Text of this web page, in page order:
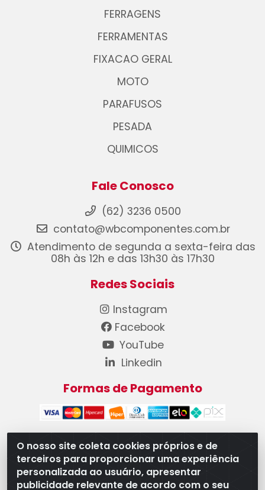
O nosso site coleta cookies próprios e de
terceiros para proporcionar uma experiência
personalizada ao usuário, apresentar
publicidade relevante de acordo com o seu
FERRAGENS
FERRAMENTAS
FIXACAO GERAL
MOTO
PARAFUSOS
PESADA
QUIMICOS
Fale Conosco
(62) 3236 0500
contato@wbcomponentes.com.br
Atendimento de segunda a sexta-feira das
08h às 12h e das 13h30 às 17h30
Redes Sociais
Instagram
Facebook
YouTube
Linkedin
Formas de Pagamento
WB Componentes Automotivos LTDA - CNPJ
08.528.393/0001-12 - Rua do Níquel, 667 - Parque
Oeste Industrial, Goiânia/GO - CEP 74375-660